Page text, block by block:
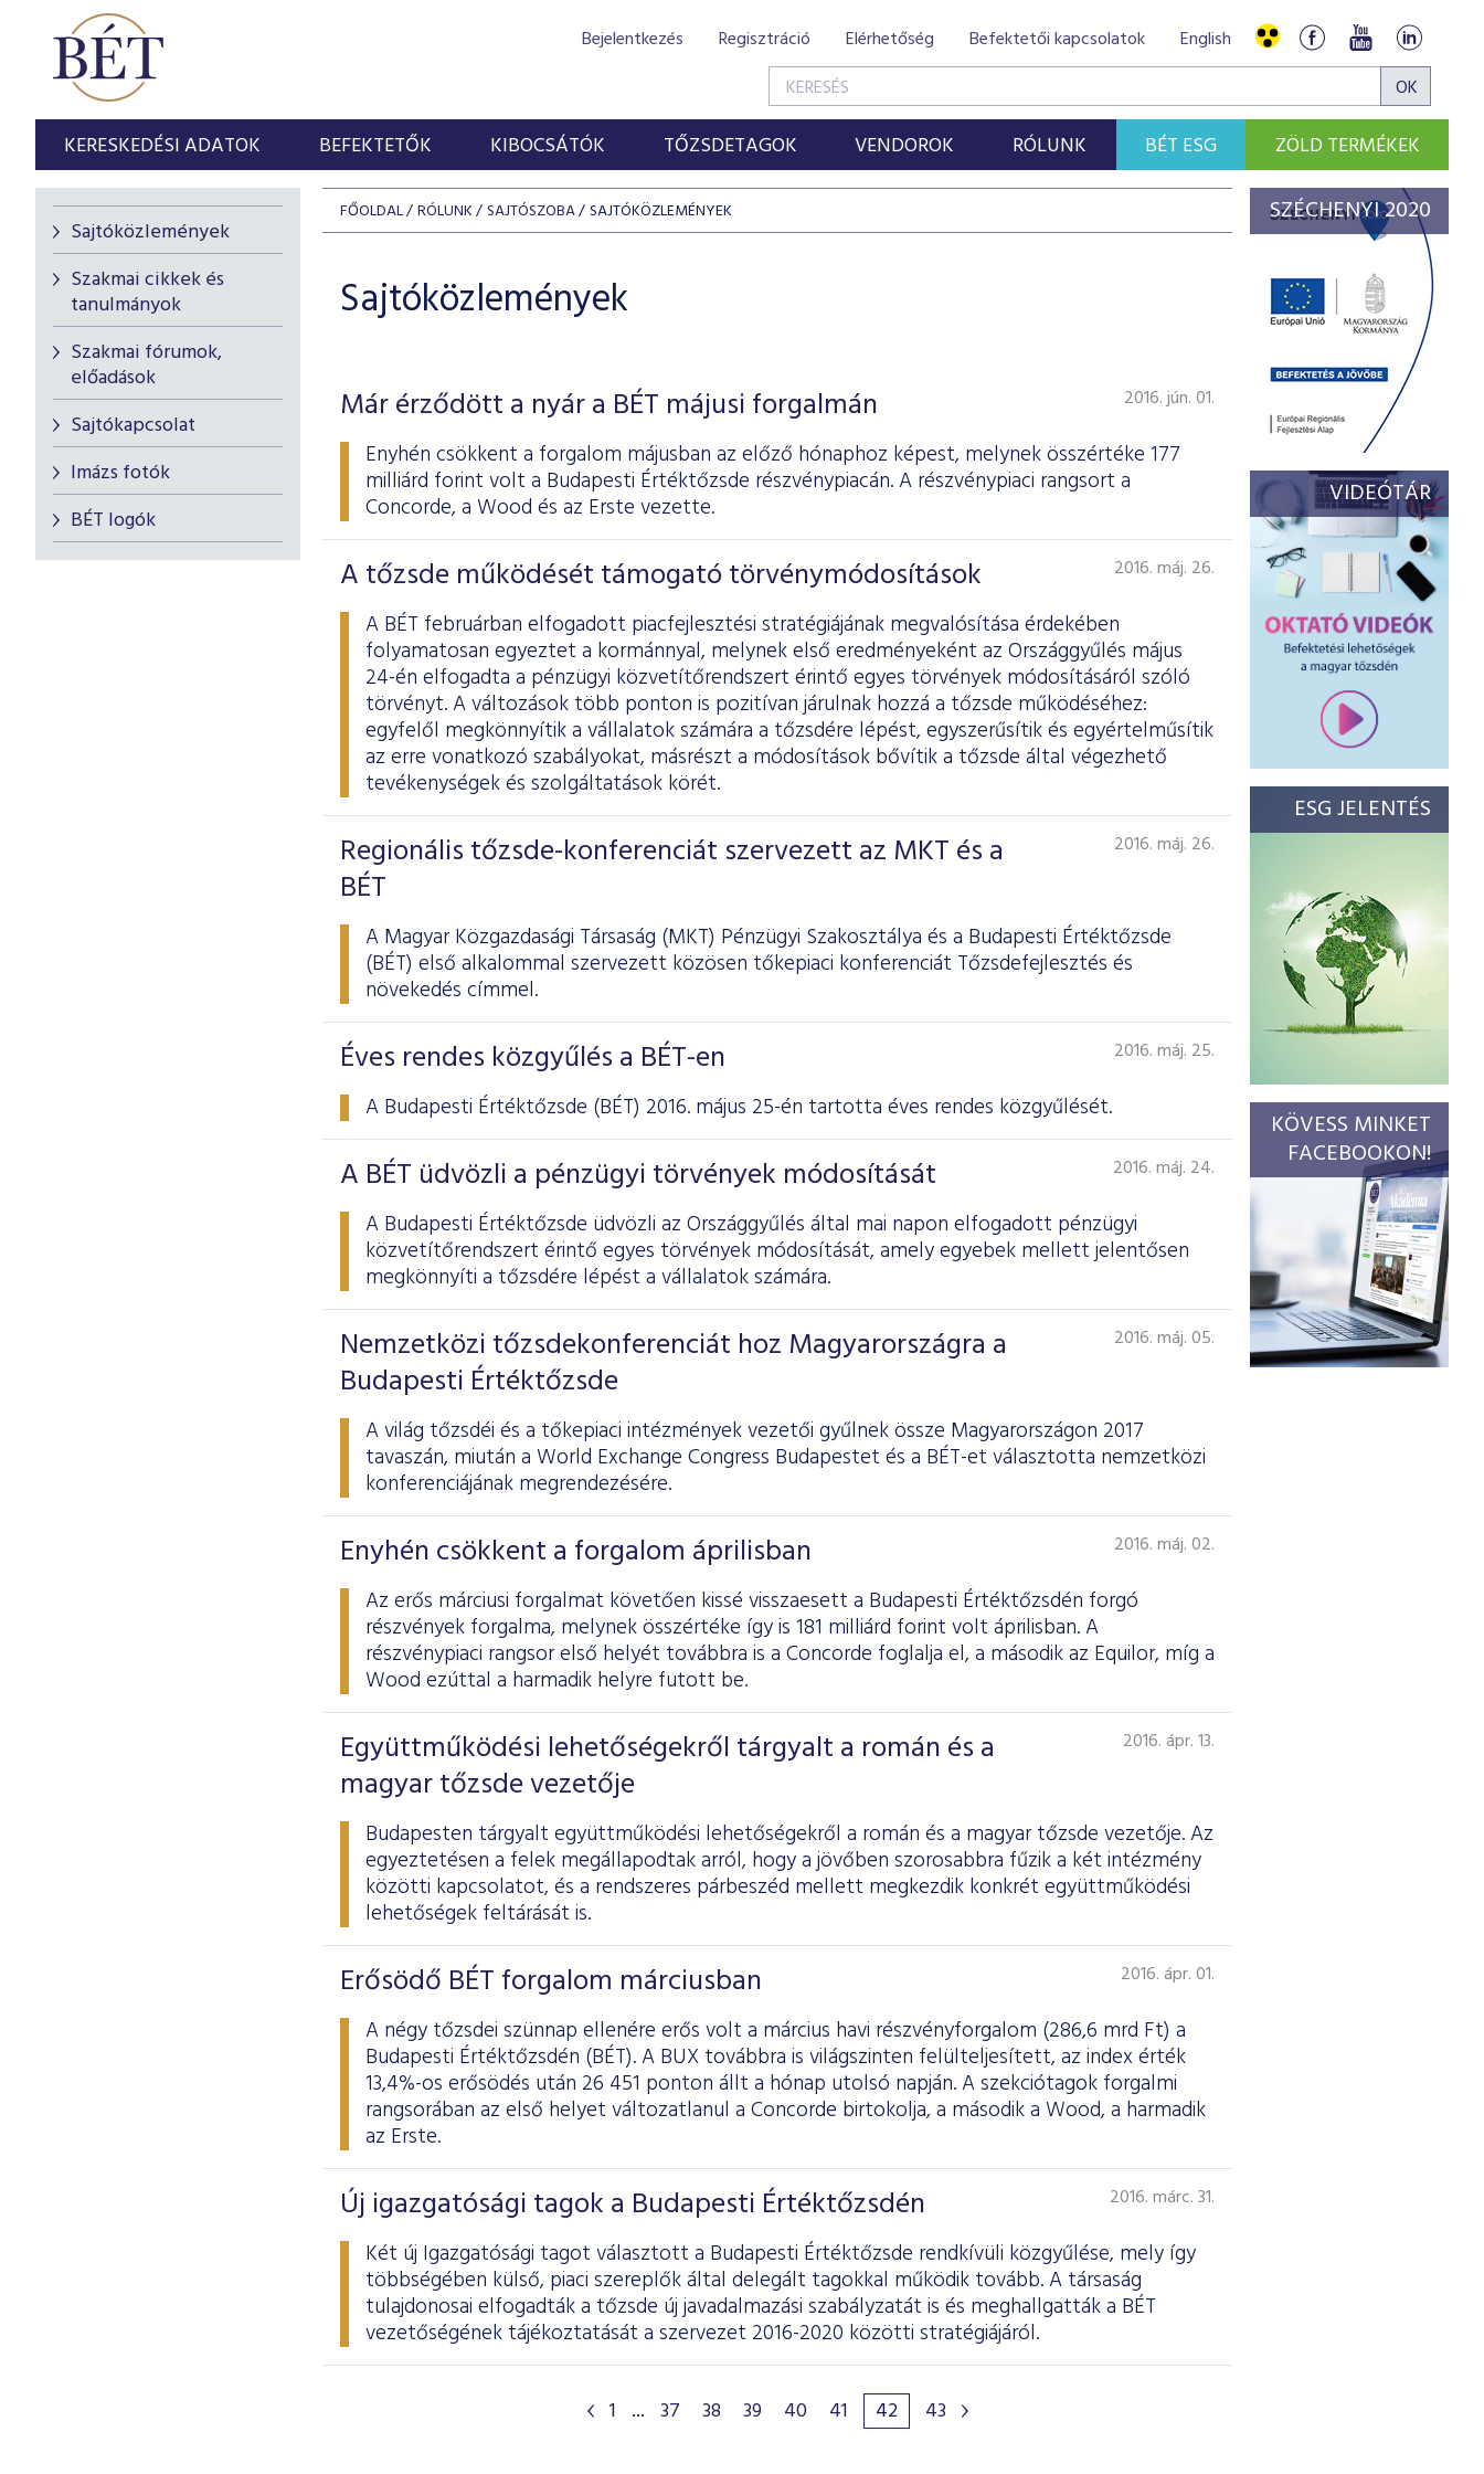
Bejelentkezés Regisztráció Elérhetőség Befektetői kapcsolatok English
KERESKEDÉSI ADATOK BEFEKTETŐK KIBOCSÁTÓK TŐZSDETAGOK VENDOROK RÓLUNK BÉT ESG ZÖLD TERMÉKEK
Sajtóközlemények
Szakmai cikkek és
tanulmányok
Szakmai fórumok,
előadások
Sajtókapcsolat
Imázs fotók
BÉT logók
FŐOLDAL RÓLUNK SAJTÓSZOBA SAJTÓKÖZLEMÉNYEK
Sajtóközlemények
Már érződött a nyár a BÉT májusi forgalmán 2016. jún. 01.
Enyhén csökkent a forgalom májusban az előző hónaphoz képest, melynek összértéke 177
milliárd forint volt a Budapesti Értéktőzsde részvénypiacán. A részvénypiaci rangsort a
Concorde, a Wood és az Erste vezette.
A tőzsde működését támogató törvénymódosítások 2016. máj. 26.
A BÉT februárban elfogadott piacfejlesztési stratégiájának megvalósítása érdekében
folyamatosan egyeztet a kormánnyal, melynek első eredményeként az Országgyűlés május
24-én elfogadta a pénzügyi közvetítőrendszert érintő egyes törvények módosításáról szóló
törvényt. A változások több ponton is pozitívan járulnak hozzá a tőzsde működéséhez:
egyfelől megkönnyítik a vállalatok számára a tőzsdére lépést, egyszerűsítik és egyértelműsítik
az erre vonatkozó szabályokat, másrészt a módosítások bővítik a tőzsde által végezhető
tevékenységek és szolgáltatások körét.
Regionális tőzsde-konferenciát szervezett az MKT és a
BÉT
2016. máj. 26.
A Magyar Közgazdasági Társaság (MKT) Pénzügyi Szakosztálya és a Budapesti Értéktőzsde
(BÉT) első alkalommal szervezett közösen tőkepiaci konferenciát Tőzsdefejlesztés és
növekedés címmel.
Éves rendes közgyűlés a BÉT-en 2016. máj. 25.
A Budapesti Értéktőzsde (BÉT) 2016. május 25-én tartotta éves rendes köz­gyűlését.
A BÉT üdvözli a pénzügyi törvények módosítását 2016. máj. 24.
A Budapesti Értéktőzsde üdvözli az Országgyűlés által mai napon elfogadott pénzügyi
közvetítőrendszert érintő egyes törvények módosítását, amely egyebek mellett jelentősen
megkönnyíti a tőzsdére lépést a vállalatok számára.
Nemzetközi tőzsdekonferenciát hoz Magyarországra a
Budapesti Értéktőzsde
2016. máj. 05.
A világ tőzsdéi és a tőkepiaci intézmények vezetői gyűlnek össze Magyarországon 2017
tavaszán, miután a World Exchange Congress Budapestet és a BÉT-et választotta nemzetközi
konferenciájának megrendezésére.
Enyhén csökkent a forgalom áprilisban 2016. máj. 02.
Az erős márciusi forgalmat követően kissé visszaesett a Budapesti Értéktőzsdén forgó
részvények forgalma, melynek összértéke így is 181 milliárd forint volt áprilisban. A
részvénypiaci rangsor első helyét továbbra is a Concorde foglalja el, a második az Equilor, míg a
Wood ezúttal a harmadik helyre futott be.
Együttműködési lehetőségekről tárgyalt a román és a
magyar tőzsde vezetője
2016. ápr. 13.
Budapesten tárgyalt együttműködési lehetőségekről a román és a magyar tőzsde vezetője. Az
egyeztetésen a felek megállapodtak arról, hogy a jövőben szorosabbra fűzik a két intézmény
közötti kapcsolatot, és a rendszeres párbeszéd mellett megkezdik konkrét együttműködési
lehetőségek feltárását is.
Erősödő BÉT forgalom márciusban 2016. ápr. 01.
A négy tőzsdei szünnap ellenére erős volt a március havi részvényforgalom (286,6 mrd Ft) a
Budapesti Értéktőzsdén (BÉT). A BUX továbbra is világszinten felülteljesített, az index érték
13,4%-os erősödés után 26 451 ponton állt a hónap utolsó napján. A szekciótagok forgalmi
rangsorában az első helyet változatlanul a Concorde birtokolja, a második a Wood, a harmadik
az Erste.
Új igazgatósági tagok a Budapesti Értéktőzsdén 2016. márc. 31.
Két új Igazgatósági tagot választott a Budapesti Értéktőzsde rendkívüli közgyűlése, mely így
többségében külső, piaci szereplők által delegált tagokkal működik tovább. A társaság
tulajdonosai elfogadták a tőzsde új javadalmazási szabályzatát is és meghallgatták a BÉT
vezetőségének tájékoztatását a szervezet 2016-2020 közötti stratégiájáról.
1 ... 37 38 39 40 41 42 43
SZÉCHENYI 2020
VIDEÓTÁR
ESG JELENTÉS
KÖVESS MINKET
FACEBOOKON!